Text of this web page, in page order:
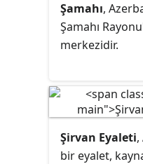
Şamahı,
Şamahı
merkezidir.
Şirvan Eyaleti
bir eyalet,